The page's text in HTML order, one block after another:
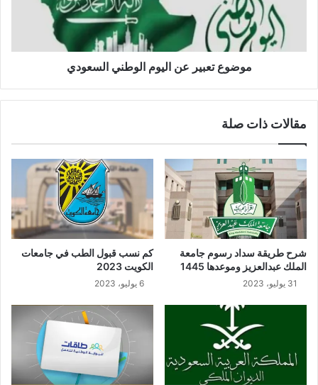
موضوع تعبير عن اليوم الوطني السعودي
مقالات ذات صلة
شرح طريقة سداد رسوم جامعة
الملك عبدالعزيز وموعدها 1445
31 يوليو، 2023
كم نسب قبول الطب في جامعات
الكويت 2023
6 يوليو، 2023